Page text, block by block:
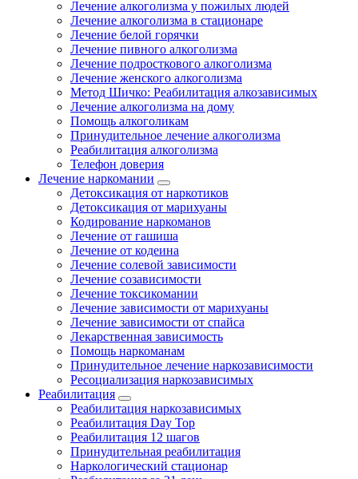
Лечение алкоголизма у пожилых людей
Лечение алкоголизма в стационаре
Лечение белой горячки
Лечение пивного алкоголизма
Лечение подросткового алкоголизма
Лечение женского алкоголизма
Метод Шичко: Реабилитация алкозависимых
Лечение алкоголизма на дому
Помощь алкоголикам
Принудительное лечение алкоголизма
Реабилитация алкоголизма
Телефон доверия
Лечение наркомании
Детоксикация от наркотиков
Детоксикация от марихуаны
Кодирование наркоманов
Лечение от гашиша
Лечение от кодеина
Лечение солевой зависимости
Лечение созависимости
Лечение токсикомании
Лечение зависимости от марихуаны
Лечение зависимости от спайса
Лекарственная зависимость
Помощь наркоманам
Принудительное лечение наркозависимости
Ресоциализация наркозависимых
Реабилитация
Реабилитация наркозависимых
Реабилитация Day Top
Реабилитация 12 шагов
Принудительная реабилитация
Наркологический стационар